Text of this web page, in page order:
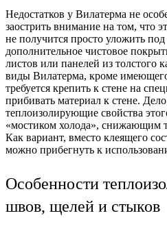
Недостатков у Вилатерма не
заострить внимание на том, что
не получится просто уложить
дополнительное чистовое
листов или панелей из толстого
виды Вилатерма, кроме
требуется крепить к стене на
прибивать материал к стене.
теплоизолирующие свойства
«мостиком холода», снижающим
Как вариант, вместо клеящего
можно прибегнуть к
Особенности
швов, щелей и стыков